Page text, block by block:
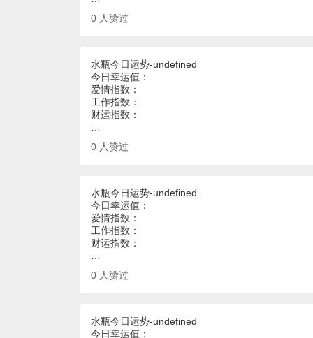
0 人赞过
水瓶今日运势-undefined
今日幸运值：
爱情指数：
工作指数：
财运指数：
0 人赞过
水瓶今日运势-undefined
今日幸运值：
爱情指数：
工作指数：
财运指数：
0 人赞过
水瓶今日运势-undefined
今日幸运值：